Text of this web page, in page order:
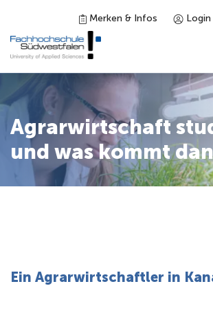
Merken & Infos Login
Studieninteressierte
Studienangebot
Studierende
Karriere
Agrarwirtschaft
und was kommt
Ein Agrarwirtschaftler in